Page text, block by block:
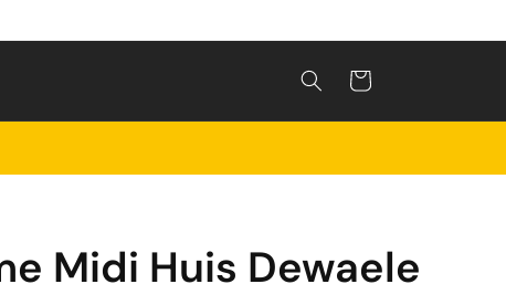
Winkelwagen
Midi Huis Dewaele